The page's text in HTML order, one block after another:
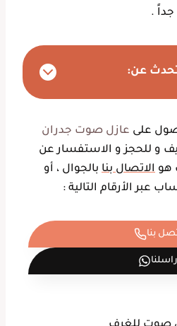
.
عن:
على عازل صوت جدران
و للحجز و الاستفسار عن
هو الاتصال بنا بالجوال ، أو
عبر الأرقام التالية :
بنا
راسلنا